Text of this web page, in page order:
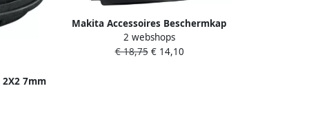
7mm
Makita Accessoires Beschermkap
draadkop UR016G UR017G 1911X4-8
2 webshops
€ 18,75€ 14,10